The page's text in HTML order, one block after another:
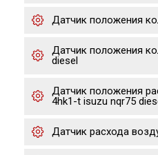
Датчик положения
Датчик положения
diesel
Датчик положения
4hk1-t isuzu nqr75
Датчик расхода